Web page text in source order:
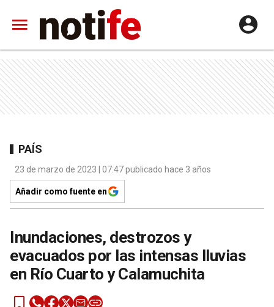
PAÍS
23 de marzo de 2023 | 07:47 publicado hace 3 años
Añadir como fuente en
Inundaciones, destrozos y
evacuados por las intensas lluvias
en Río Cuarto y Calamuchita